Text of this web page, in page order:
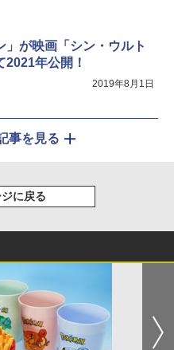
」が映画「シン・ウルト
2021年公開！
2019年8月1日
事を見る
ジに戻る